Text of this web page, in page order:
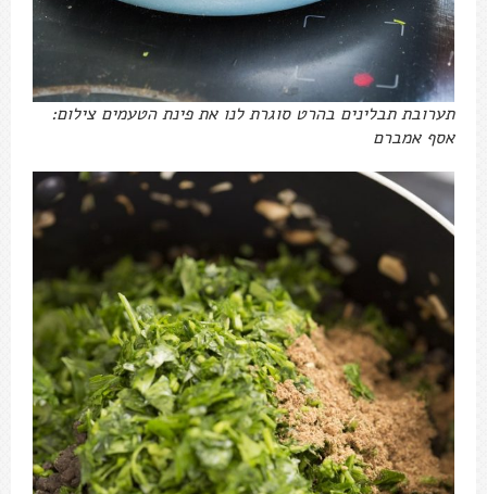
תערובת תבלינים בהרט סוגרת לנו את פינת הטעמים צילום:
אסף אמברם